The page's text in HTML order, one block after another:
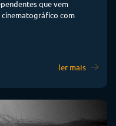
que vem
com
ler mais